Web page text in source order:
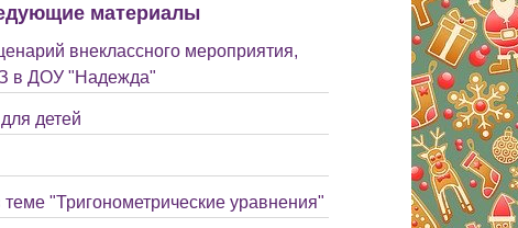
материалы
внеклассного мероприятия,
в ДОУ "Надежда"
детей
"Тригонометрические уравнения"